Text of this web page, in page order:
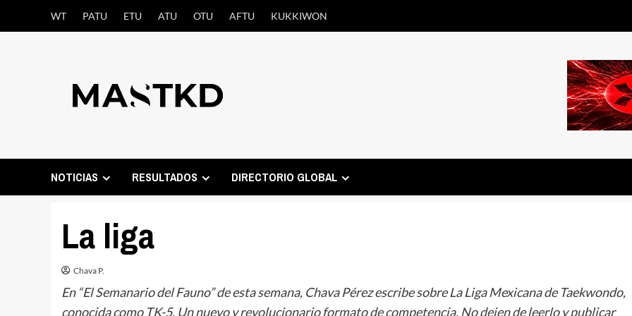
WT PATU ETU ATU OTU AFTU KUKKIWON
NOTICIAS RESULTADOS DIRECTORIO GLOBAL
La liga
Chava P.
En “El Semanario del Fauno” de esta semana, Chava Pérez escribe sobre La Liga Mexicana de Taekwondo,
conocida como TK-5. Un nuevo y revolucionario formato de competencia. No dejen de leerlo y publicar